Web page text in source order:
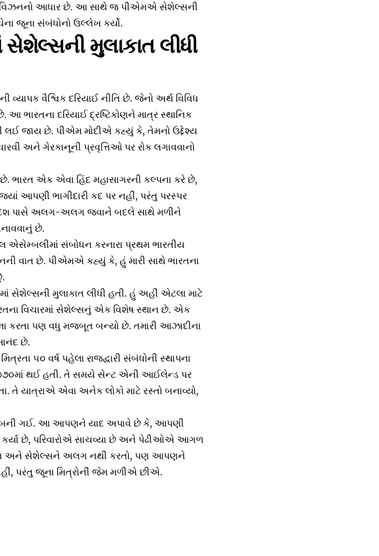
વિઝનનો આધાર છે. આ સાથે જ પીએમએ સેશેલ્સની
જૂના સંબંધોનો ઉલ્લેખ કર્યો.
સેશેલ્સની મુલાકાત લીધી
વૈશ્વિક દરિયાઈ નીતિ છે. જેનો અર્થ વિવિધ
ભારતના દરિયાઈ દ્રષ્ટિકોણને માત્ર સ્થાનિક
લઈ જાય છે. પીએમ મોદીએ કહ્યું કે, તેમનો ઉદ્દેશ્ય
અને ગેરકાનૂની પ્રવૃત્તિઓ પર રોક લગાવવાનો
ભારત એક એવા હિંદ મહાસાગરની કલ્પના કરે છે,
આપણી ભાગીદારી કદ પર નહીં, પરંતુ પરસ્પર
પાસે અલગ-અલગ જવાને બદલે સાથે મળીને
છે.
સંબોધન કરનારા પ્રથમ ભારતીય
વાત છે. પીએમએ કહ્યું કે, હું મારી સાથે ભારતના
સેશેલ્સની મુલાકાત લીધી હતી. હું અહીં એટલા માટે
વિચારમાં સેશેલ્સનું એક વિશેષ સ્થાન છે. એક
કરતા પણ વધુ મજબૂત બન્યો છે. તમારી આઝાદીના
છે.
૫૦ વર્ષ પહેલા રાજદ્વારી સંબંધોની સ્થાપના
થઈ હતી. તે સમયે સેન્ટ એની આઈલેન્ડ પર
તે યાત્રાએ એવા અનેક લોકો માટે રસ્તો બનાવ્યો,
બની ગઈ. આ આપણને યાદ અપાવે છે કે, આપણી
કર્યા છે, પરિવારોએ સાચવ્યા છે અને પેઢીઓએ આગળ
અને સેશેલ્સને અલગ નથી કરતો, પણ આપણને
પરંતુ જૂના મિત્રોની જેમ મળીએ છીએ.